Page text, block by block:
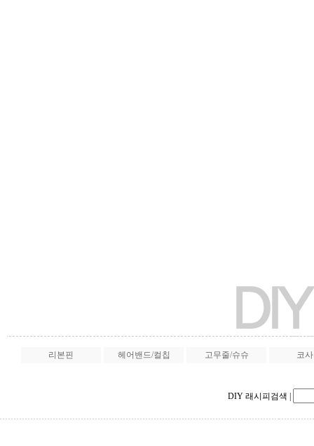
리본핀 헤어밴드/컬칩 고무줄/슈슈 코
DIY 래시피검색